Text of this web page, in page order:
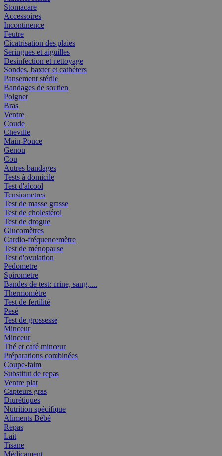
Stomacare
Accessoires
Incontinence
Feutre
Cicatrisation des plaies
Seringues et aiguilles
Desinfection et nettoyage
Sondes, baxter et cathéters
Pansement stérile
Bandages de soutien
Poignet
Bras
Ventre
Coude
Cheville
Main-Pouce
Genou
Cou
Autres bandages
Tests à domicile
Test d'alcool
Tensiometres
Test de masse grasse
Test de cholestérol
Test de drogue
Glucomètres
Cardio-fréquencemètre
Test de ménopause
Test d'ovulation
Pedometre
Spirometre
Bandes de test: urine, sang,....
Thermomètre
Test de fertilité
Pesé
Test de grossesse
Minceur
Minceur
Thé et café minceur
Préparations combinées
Coupe-faim
Substitut de repas
Ventre plat
Capteurs gras
Diurétiques
Nutrition spécifique
Aliments Bébé
Repas
Lait
Tisane
Médicament